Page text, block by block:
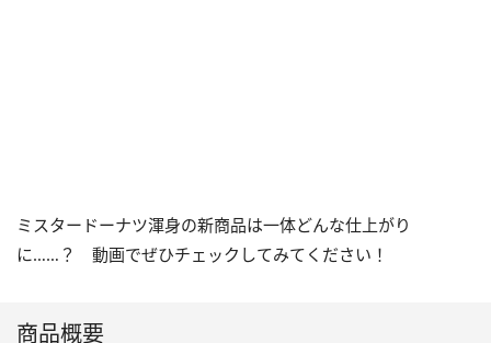
ミスタードーナツ渾身の新商品は一体どんな仕上がり
に……？ 動画でぜひチェックしてみてください！
商品概要